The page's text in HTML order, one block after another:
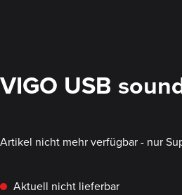
VIGO USB
Artikel nicht mehr verfügbar - nur
Aktuell nicht lieferbar